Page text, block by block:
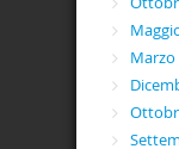
Marzo